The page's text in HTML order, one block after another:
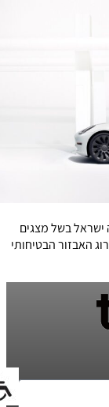
בשל מצגים
האבזור הבטיחותי